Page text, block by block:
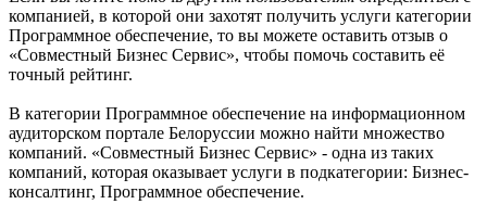
компанией, в которой они захотят получить услуги категории
Программное обеспечение, то вы можете оставить отзыв о
«Совместный Бизнес Сервис», чтобы помочь составить её
точный рейтинг.
В категории Программное обеспечение на информационном
аудиторском портале Белоруссии можно найти множество
компаний. «Совместный Бизнес Сервис» - одна из таких
компаний, которая оказывает услуги в подкатегории: Бизнес-
консалтинг, Программное обеспечение.